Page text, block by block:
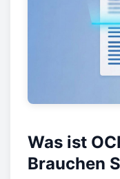
Was ist
Brauchen